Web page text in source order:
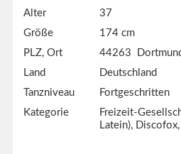
Alter
37
Größe
174 cm
PLZ, Ort
44263
Land
Deutschland
Tanzniveau
Fortgeschritten
Kategorie
Freizeit-
Latein),